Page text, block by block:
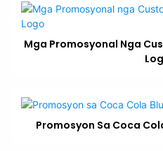
Mga Promosyonal Nga
Promosyon Sa Coca